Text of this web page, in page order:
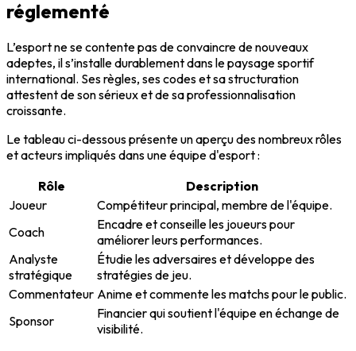
réglementé
L’esport ne se contente pas de convaincre de nouveaux
adeptes, il s’installe durablement dans le paysage sportif
international. Ses règles, ses codes et sa structuration
attestent de son sérieux et de sa professionnalisation
croissante.
Le tableau ci-dessous présente un aperçu des nombreux rôles
et acteurs impliqués dans une équipe d'esport :
Rôle
Description
Joueur
Compétiteur principal, membre de l'équipe.
Coach
Encadre et conseille les joueurs pour
améliorer leurs performances.
Analyste
stratégique
Étudie les adversaires et développe des
stratégies de jeu.
Commentateur Anime et commente les matchs pour le public.
Sponsor
Financier qui soutient l'équipe en échange de
visibilité.